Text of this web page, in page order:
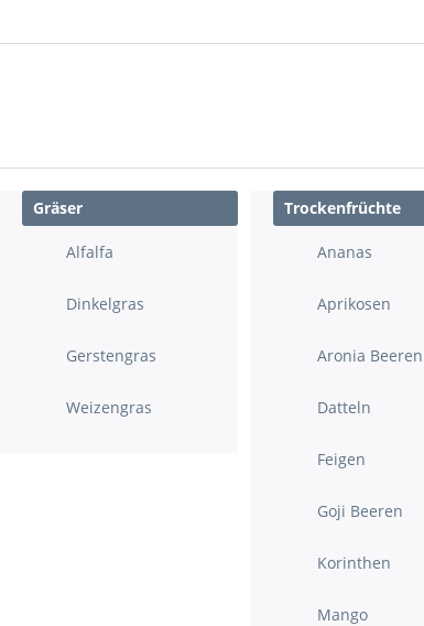
Gräser
Alfalfa
Dinkelgras
Gerstengras
Weizengras
Trockenfrüchte
Ananas
Aprikosen
Aronia Beeren
Datteln
Feigen
Goji Beeren
Korinthen
Mango